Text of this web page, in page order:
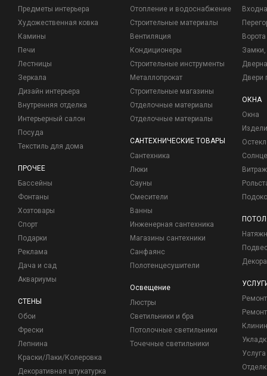
Предметы интерьера
Художественная ковка
Камины
Печи
Лестницы
Зеркала
Дизайн интерьера
Внутренняя отделка
Интерьерный салон
Посуда
Текстиль для дома
ПРОЧЕЕ
Бассейны
Фонтаны
Хозтовары
Спорт
Подарки
Реклама
Дача и сад
Аквариумы
СТЕНЫ
Обои
Фрески
Лепнина
Краски/Лаки/Колеровка
Декоративная штукатурка
Отопление и водоснабжение
Строительные материалы
Вентиляция
Кондиционеры
Строительные инструменты
Металлопрокат
Строительные магазины
Отделочные материалы
Отделочные материалы
САНТЕХНИЧЕСКИЕ ТОВАРЫ
Сантехника
Люки
Сауны
Смесители
Ванны
Инженерная сантехника
Магазины сантехники
Санфаянс
Полотенцесушители
Освещение
Люстры
Светильники и бра
Потолочные светильники
Точечные светильники
Ворота
Замки,
Двери
ОКНА
Окна